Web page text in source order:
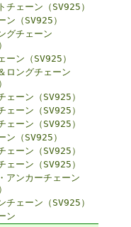
チェーン（SV925）
ン（SV925）
グチェーン
ーン（SV925）
ロングチェーン
ェーン（SV925）
ェーン（SV925）
ェーン（SV925）
ン（SV925）
ェーン（SV925）
ェーン（SV925）
アンカーチェーン
チェーン（SV925）
ン